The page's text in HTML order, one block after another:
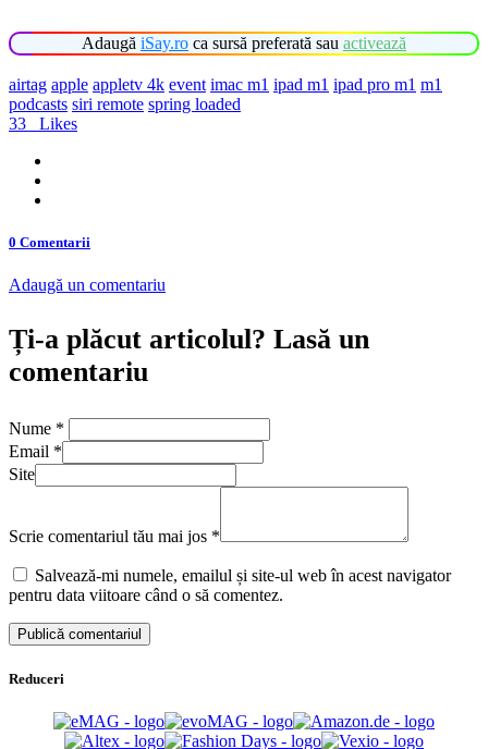
Adaugă iSay.ro ca sursă preferată sau activează
airtag apple appletv 4k event imac m1 ipad m1 ipad pro m1 m1
podcasts siri remote spring loaded
33
Likes
0 Comentarii
Adaugă un comentariu
Ți-a plăcut articolul? Lasă un
comentariu
Nume *
Email *
Site
Scrie comentariul tău mai jos *
Salvează-mi numele, emailul și site-ul web în acest navigator
pentru data viitoare când o să comentez.
Reduceri